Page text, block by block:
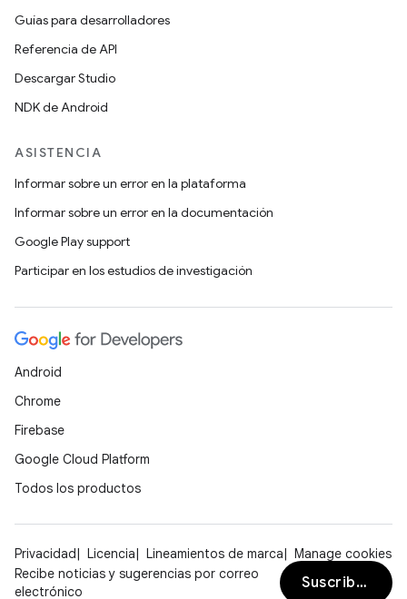
Guías para desarrolladores
Referencia de API
Descargar Studio
NDK de Android
ASISTENCIA
Informar sobre un error en la plataforma
Informar sobre un error en la documentación
Google Play support
Participar en los estudios de investigación
Android
Chrome
Firebase
Google Cloud Platform
Todos los productos
Privacidad Licencia Lineamientos de marca
Manage cookies
Recibe noticias y sugerencias por correo
electrónico
Suscribirse